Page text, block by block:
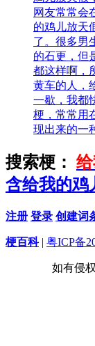
网友常常会
的鸡儿放天
了。很多男
的石更，但
都这样啊，
黄车的人，
一歇，我都
梗，常常用
现出来的一
搜索梗：
含给我的鸡
注册 登录 创建词
梗百科 | 粤ICP备
如有侵